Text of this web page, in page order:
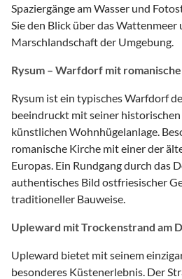
Spaziergänge am Wasser und
Sie den Blick über das Wattenmeer
Marschlandschaft der Umgebung.
Rysum – Warfdorf mit
Rysum ist ein typisches Warfdorf
beeindruckt mit seiner
künstlichen Wohnhügelanlage.
romanische Kirche mit einer der
Europas. Ein Rundgang durch das
authentisches Bild ostfriesischer
traditioneller Bauweise.
Upleward mit Trockenstrand am
Upleward bietet mit seinem
besonderes Küstenerlebnis. Der